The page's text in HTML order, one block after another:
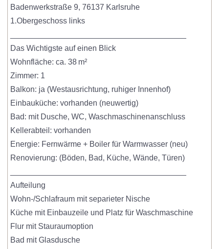
Badenwerkstraße 9, 76137 Karlsruhe
1.Obergeschoss links
Das Wichtigste auf einen Blick
Wohnfläche: ca. 38 m²
Zimmer: 1
Balkon: ja (Westausrichtung, ruhiger Innenhof)
Einbauküche: vorhanden (neuwertig)
Bad: mit Dusche, WC, Waschmaschinenanschluss
Kellerabteil: vorhanden
Energie: Fernwärme + Boiler für Warmwasser (neu)
Renovierung: (Böden, Bad, Küche, Wände, Türen)
Aufteilung
Wohn-/Schlafraum mit separieter Nische
Küche mit Einbauzeile und Platz für Waschmaschine
Flur mit Stauraumoption
Bad mit Glasdusche